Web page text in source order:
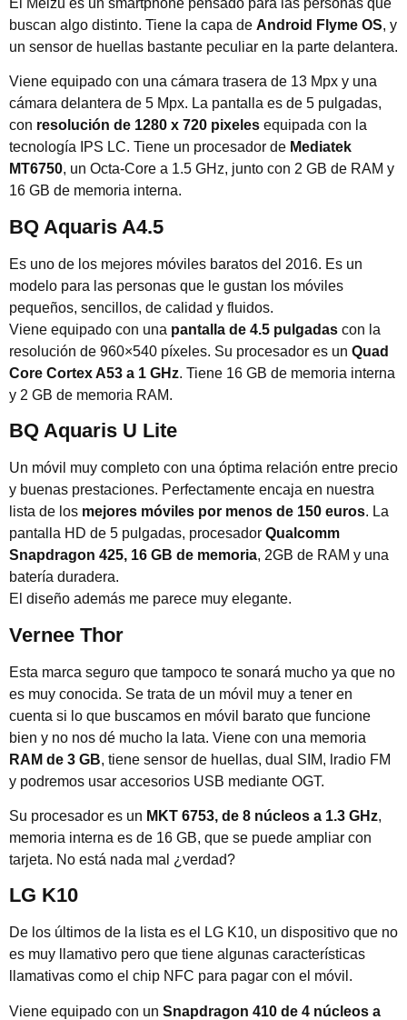
El Meizu es un smartphone pensado para las personas que
buscan algo distinto. Tiene la capa de Android Flyme OS, y
un sensor de huellas bastante peculiar en la parte delantera.
Viene equipado con una cámara trasera de 13 Mpx y una
cámara delantera de 5 Mpx. La pantalla es de 5 pulgadas,
con resolución de 1280 x 720 pixeles equipada con la
tecnología IPS LC. Tiene un procesador de Mediatek
MT6750, un Octa-Core a 1.5 GHz, junto con 2 GB de RAM y
16 GB de memoria interna.
BQ Aquaris A4.5
Es uno de los mejores móviles baratos del 2016. Es un
modelo para las personas que le gustan los móviles
pequeños, sencillos, de calidad y fluidos.
Viene equipado con una pantalla de 4.5 pulgadas con la
resolución de 960×540 píxeles. Su procesador es un Quad
Core Cortex A53 a 1 GHz. Tiene 16 GB de memoria interna
y 2 GB de memoria RAM.
BQ Aquaris U Lite
Un móvil muy completo con una óptima relación entre precio
y buenas prestaciones. Perfectamente encaja en nuestra
lista de los mejores móviles por menos de 150 euros. La
pantalla HD de 5 pulgadas, procesador Qualcomm
Snapdragon 425, 16 GB de memoria, 2GB de RAM y una
batería duradera.
El diseño además me parece muy elegante.
Vernee Thor
Esta marca seguro que tampoco te sonará mucho ya que no
es muy conocida. Se trata de un móvil muy a tener en
cuenta si lo que buscamos en móvil barato que funcione
bien y no nos dé mucho la lata. Viene con una memoria
RAM de 3 GB, tiene sensor de huellas, dual SIM, lradio FM
y podremos usar accesorios USB mediante OGT.
Su procesador es un MKT 6753, de 8 núcleos a 1.3 GHz,
memoria interna es de 16 GB, que se puede ampliar con
tarjeta. No está nada mal ¿verdad?
LG K10
De los últimos de la lista es el LG K10, un dispositivo que no
es muy llamativo pero que tiene algunas características
llamativas como el chip NFC para pagar con el móvil.
Viene equipado con un Snapdragon 410 de 4 núcleos a